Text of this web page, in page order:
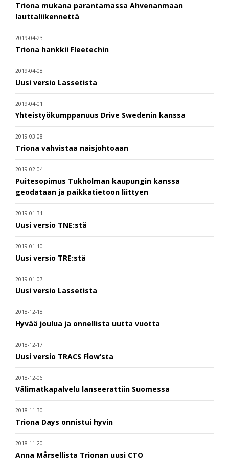
Triona mukana parantamassa Ahvenanmaan
lauttaliikennettä
2019-04-23
Triona hankkii Fleetechin
2019-04-08
Uusi versio Lassetista
2019-04-01
Yhteistyökumppanuus Drive Swedenin kanssa
2019-03-08
Triona vahvistaa naisjohtoaan
2019-02-04
Puitesopimus Tukholman kaupungin kanssa
geodataan ja paikkatietoon liittyen
2019-01-31
Uusi versio TNE:stä
2019-01-10
Uusi versio TRE:stä
2019-01-07
Uusi versio Lassetista
2018-12-18
Hyvää joulua ja onnellista uutta vuotta
2018-12-17
Uusi versio TRACS Flow’sta
2018-12-06
Välimatkapalvelu lanseerattiin Suomessa
2018-11-30
Triona Days onnistui hyvin
2018-11-20
Anna Mårsellista Trionan uusi CTO